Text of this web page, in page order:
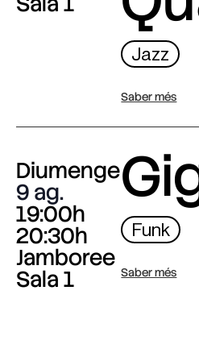
Jazz
Saber més
Diumenge
9 ag.
19:00h
20:30h
Jamboree
Sala 1
Funk
Saber més